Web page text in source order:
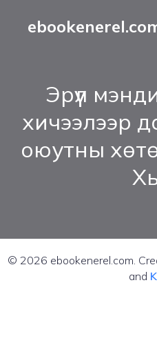
Эрүүл
хичээлээр
оюутны
© 2026 ebookenerel.com.
and